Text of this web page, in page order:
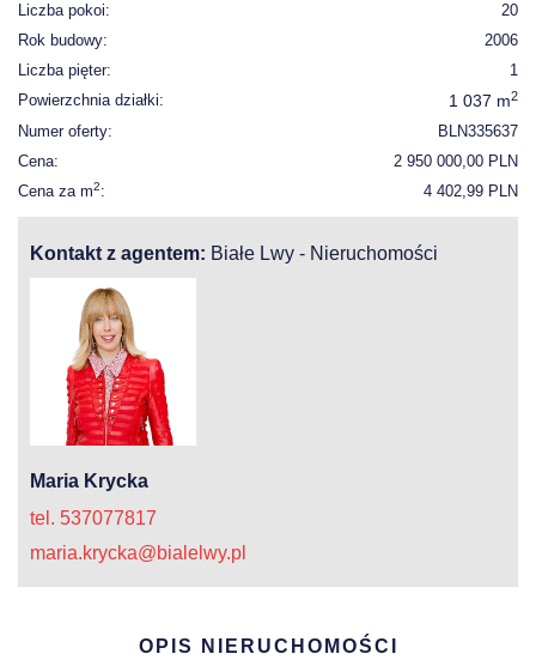
Liczba pokoi:
20
Rok budowy:
2006
Liczba pięter:
1
Powierzchnia działki:
1 037 m2
Numer oferty:
BLN335637
Cena:
2 950 000,00 PLN
Cena za m2: 4 402,99 PLN
Kontakt z agentem: Białe Lwy - Nieruchomości
Maria Krycka
tel. 537077817
maria.krycka@bialelwy.pl
OPIS NIERUCHOMOŚCI